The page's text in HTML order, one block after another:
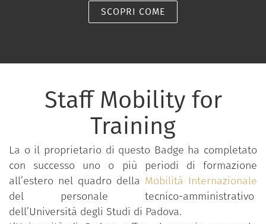
SCOPRI COME
Staff Mobility for
Training
La o il proprietario di questo Badge ha completato
con successo uno o più periodi di formazione
all’estero nel quadro della Mobilità Internazionale
del personale tecnico-amministrativo
dell’Università degli Studi di Padova.